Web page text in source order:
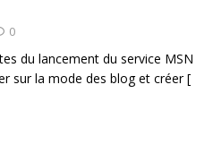
0
du lancement du service MSN
sur la mode des blog et créer[